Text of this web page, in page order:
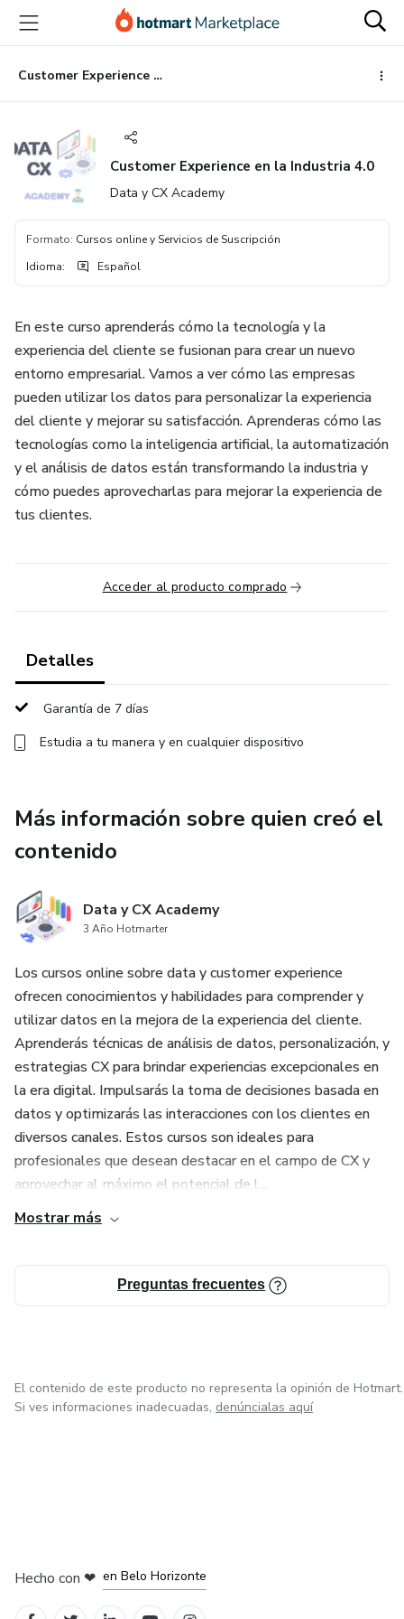
principal
página
de
página
Customer Experience en la Industria 4.0
Customer Experience en la Industria 4.0
Data y CX Academy
Formato: Cursos online y Servicios de Suscripción
Idioma: Español
En este curso aprenderás cómo la tecnología y la
experiencia del cliente se fusionan para crear un nuevo
entorno empresarial. Vamos a ver cómo las empresas
pueden utilizar los datos para personalizar la experiencia
del cliente y mejorar su satisfacción. Aprenderas cómo las
tecnologías como la inteligencia artificial, la automatización
y el análisis de datos están transformando la industria y
cómo puedes aprovecharlas para mejorar la experiencia de
tus clientes.
Acceder al producto comprado
Detalles
Garantía de 7 días
Estudia a tu manera y en cualquier dispositivo
Más información sobre quien creó el
contenido
Data y CX Academy
3 Año Hotmarter
Los cursos online sobre data y customer experience
ofrecen conocimientos y habilidades para comprender y
utilizar datos en la mejora de la experiencia del cliente.
Aprenderás técnicas de análisis de datos, personalización, y
estrategias CX para brindar experiencias excepcionales en
la era digital. Impulsarás la toma de decisiones basada en
datos y optimizarás las interacciones con los clientes en
diversos canales. Estos cursos son ideales para
profesionales que desean destacar en el campo de CX y
aprovechar al máximo el potencial de l...
Mostrar más
Preguntas frecuentes
El contenido de este producto no representa la opinión de Hotmart.
Si ves informaciones inadecuadas, denúncialas aquí
Hecho con ❤ en Belo Horizonte